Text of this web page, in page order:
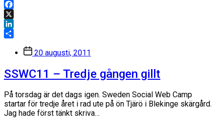
Facebook
X
LinkedIn
Inläggsdatum
20 augusti, 2011
SSWC11 – Tredje gången gillt
På torsdag är det dags igen. Sweden Social Web Camp
startar för tredje året i rad ute på ön Tjärö i Blekinge skärgård.
Jag hade först tänkt skriva…